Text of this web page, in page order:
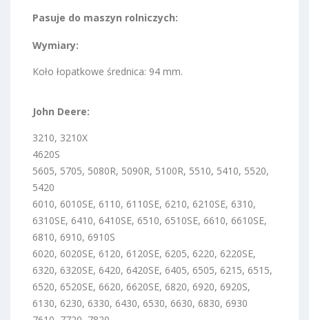
Pasuje do maszyn rolniczych:
Wymiary:
Koło łopatkowe średnica: 94 mm.
John Deere:
3210, 3210X
4620S
5605, 5705, 5080R, 5090R, 5100R, 5510, 5410, 5520,
5420
6010, 6010SE, 6110, 6110SE, 6210, 6210SE, 6310,
6310SE, 6410, 6410SE, 6510, 6510SE, 6610, 6610SE,
6810, 6910, 6910S
6020, 6020SE, 6120, 6120SE, 6205, 6220, 6220SE,
6320, 6320SE, 6420, 6420SE, 6405, 6505, 6215, 6515,
6520, 6520SE, 6620, 6620SE, 6820, 6920, 6920S,
6130, 6230, 6330, 6430, 6530, 6630, 6830, 6930